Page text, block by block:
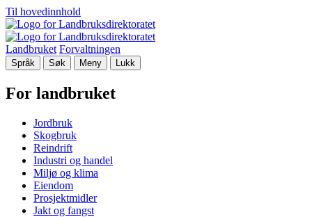
Til hovedinnhold
Landbruket Forvaltningen
Språk Søk Meny Lukk
For landbruket
Jordbruk
Skogbruk
Reindrift
Industri og handel
Miljø og klima
Eiendom
Prosjektmidler
Jakt og fangst